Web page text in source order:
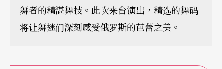
舞者的精湛舞技。此次来台演出，精选的舞码
将让舞迷们深刻感受俄罗斯的芭蕾之美。